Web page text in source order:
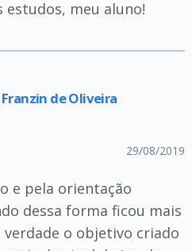
estudos, meu aluno!
Franzin de Oliveira
29/08/2019
e pela orientação
dessa forma ficou mais
o objetivo criado